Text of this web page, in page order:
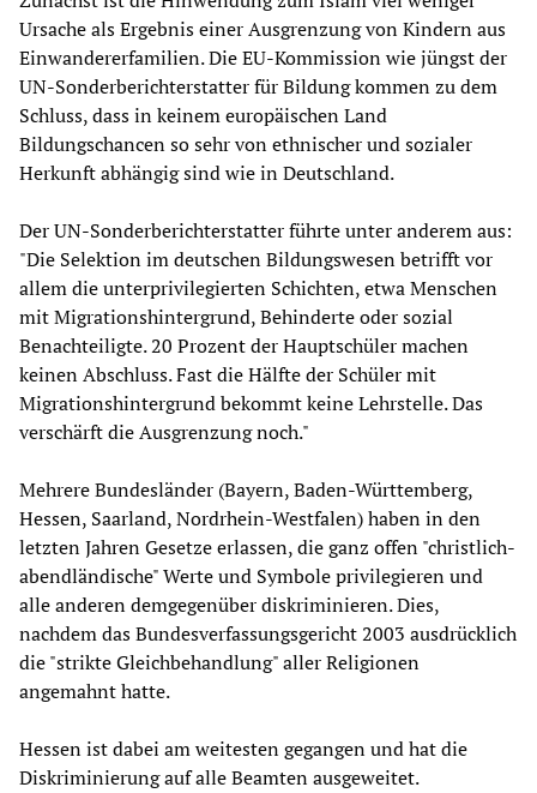
Ursache als Ergebnis einer Ausgrenzung von Kindern aus
Einwandererfamilien. Die EU-Kommission wie jüngst der
UN-Sonderberichterstatter für Bildung kommen zu dem
Schluss, dass in keinem europäischen Land
Bildungschancen so sehr von ethnischer und sozialer
Herkunft abhängig sind wie in Deutschland.
Der UN-Sonderberichterstatter führte unter anderem aus:
"Die Selektion im deutschen Bildungswesen betrifft vor
allem die unterprivilegierten Schichten, etwa Menschen
mit Migrationshintergrund, Behinderte oder sozial
Benachteiligte. 20 Prozent der Hauptschüler machen
keinen Abschluss. Fast die Hälfte der Schüler mit
Migrationshintergrund bekommt keine Lehrstelle. Das
verschärft die Ausgrenzung noch."
Mehrere Bundesländer (Bayern, Baden-Württemberg,
Hessen, Saarland, Nordrhein-Westfalen) haben in den
letzten Jahren Gesetze erlassen, die ganz offen "christlich-
abendländische" Werte und Symbole privilegieren und
alle anderen demgegenüber diskriminieren. Dies,
nachdem das Bundesverfassungsgericht 2003 ausdrücklich
die "strikte Gleichbehandlung" aller Religionen
angemahnt hatte.
Hessen ist dabei am weitesten gegangen und hat die
Diskriminierung auf alle Beamten ausgeweitet.